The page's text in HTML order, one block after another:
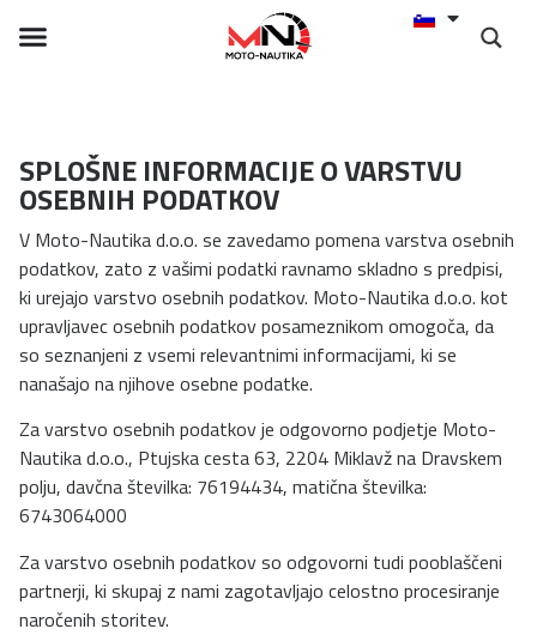
SPLOŠNE INFORMACIJE O VARSTVU
OSEBNIH PODATKOV
V Moto-Nautika d.o.o. se zavedamo pomena varstva osebnih
podatkov, zato z vašimi podatki ravnamo skladno s predpisi,
ki urejajo varstvo osebnih podatkov. Moto-Nautika d.o.o. kot
upravljavec osebnih podatkov posameznikom omogoča, da
so seznanjeni z vsemi relevantnimi informacijami, ki se
nanašajo na njihove osebne podatke.
Za varstvo osebnih podatkov je odgovorno podjetje Moto-
Nautika d.o.o., Ptujska cesta 63, 2204 Miklavž na Dravskem
polju, davčna številka: 76194434, matična številka:
6743064000
Za varstvo osebnih podatkov so odgovorni tudi pooblaščeni
partnerji, ki skupaj z nami zagotavljajo celostno procesiranje
naročenih storitev.